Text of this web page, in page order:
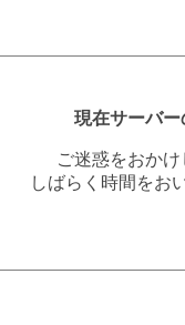
現在サーバー
ご迷惑をおかけ
しばらく時間をお